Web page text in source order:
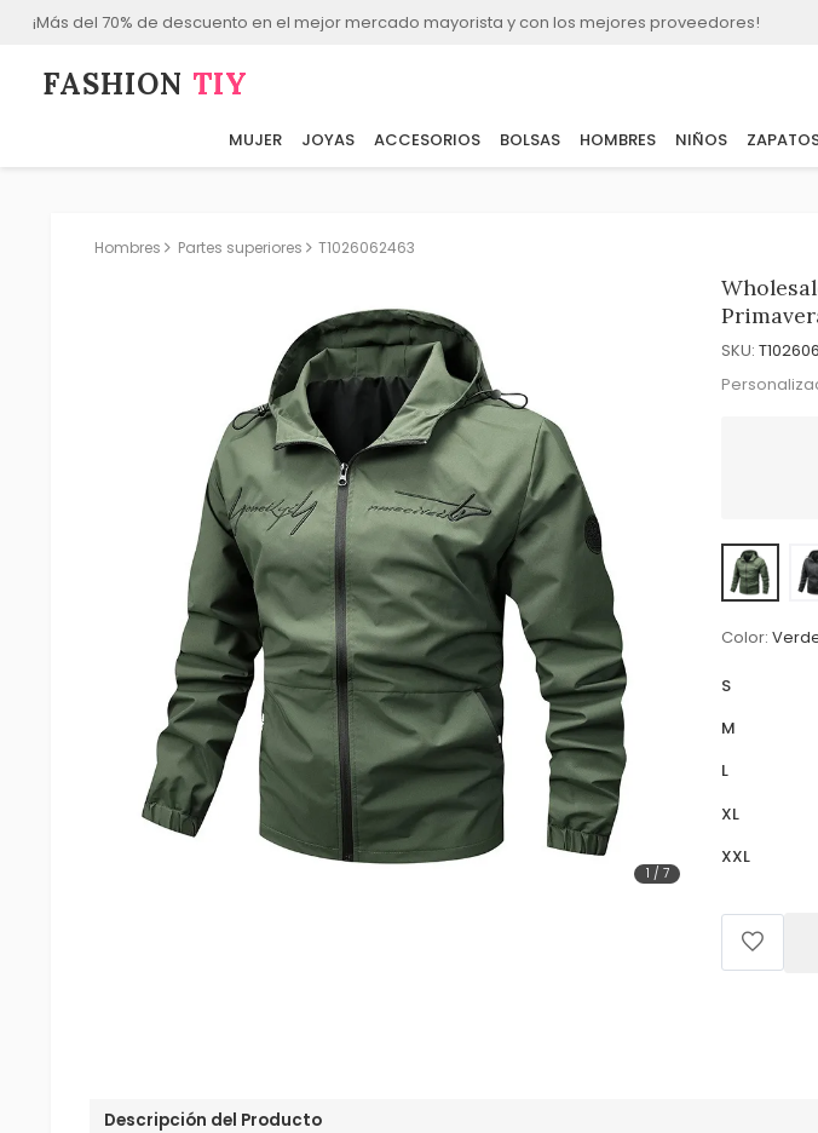
¡Más del 70% de descuento en el mejor mercado mayorista y con los mejores proveedores!
FASHION⁠ TIY
MUJER JOYAS ACCESORIOS BOLSAS HOMBRES NIÑOS
Hombres Partes superiores T1026062463
1 / 7
SKU:
Color:
S
M
L
XL
XXL
Descripción del Producto